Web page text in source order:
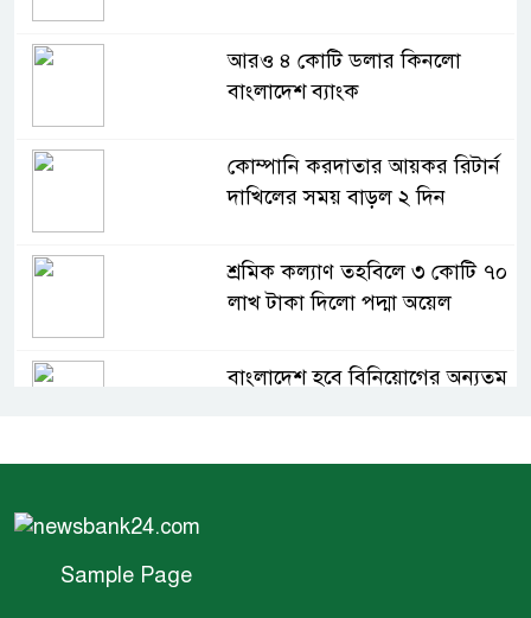
আরও ৪ কোটি ডলার কিনলো
বাংলাদেশ ব্যাংক
কোম্পানি করদাতার আয়কর রিটার্ন
দাখিলের সময় বাড়ল ২ দিন
শ্রমিক কল্যাণ তহবিলে ৩ কোটি ৭০
লাখ টাকা দিলো পদ্মা অয়েল
বাংলাদেশ হবে বিনিয়োগের অন্যতম
Sample Page